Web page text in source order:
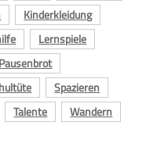
Kinderkleidung
Lernspiele
Pausenbrot
Spazieren
Talente
Wandern